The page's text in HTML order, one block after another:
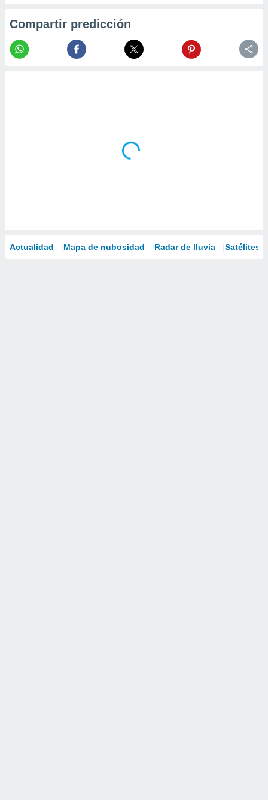
Compartir predicción
Actualidad Mapa de nubosidad Radar de lluvia Satélites